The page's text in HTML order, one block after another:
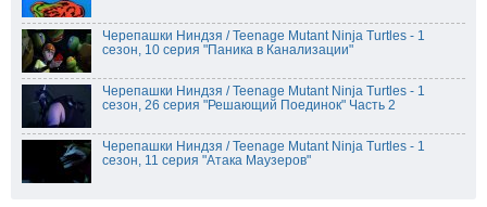
Черепашки Ниндзя / Teenage Mutant Ninja Turtles - 1
сезон, 10 серия "Паника в Канализации"
Черепашки Ниндзя / Teenage Mutant Ninja Turtles - 1
сезон, 26 серия "Решающий Поединок" Часть 2
Черепашки Ниндзя / Teenage Mutant Ninja Turtles - 1
сезон, 11 серия "Атака Маузеров"